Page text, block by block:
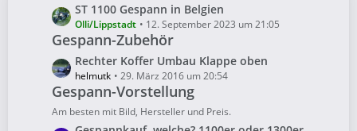
r
ä
g
e
e
i
t
r
ä
g
e
L
e
t
z
t
e
B
e
ST 1100 Gespann in Belgien
Olli/Lippstadt 12. September 2023 um 21:05
Gespann-Zubehör
L
e
t
z
Rechter Koffer Umbau Klappe oben
helmutk 29. März 2016 um 20:54
Gespann-Vorstellung
Am besten mit Bild, Hersteller und Preis.